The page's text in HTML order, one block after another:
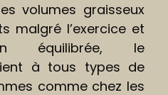
volumes graisseux
malgré l’exercice et
équilibrée, le
à tous types de
comme chez les